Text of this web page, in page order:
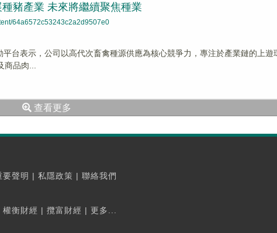
豬產業 未來將繼續聚焦種業
64a6572c53243c2a2d9507e0
台表示，公司以高代次畜禽種源供應為核心競爭力，專注於產業鏈的上
品肉...
查看更多
要聲明 | 私隱政策 | 聯絡我們
權衡財經 | 攬富財經 | 更多...